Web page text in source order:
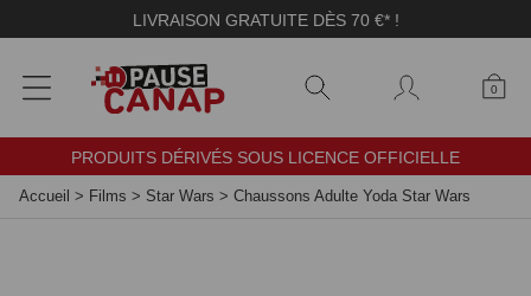
LIVRAISON GRATUITE DÈS 70 €* !
0
PRODUITS DÉRIVÉS SOUS LICENCE OFFICIELLE
Accueil > Films > Star Wars > Chaussons Adulte Yoda Star Wars
Panneau de gestion des cookies